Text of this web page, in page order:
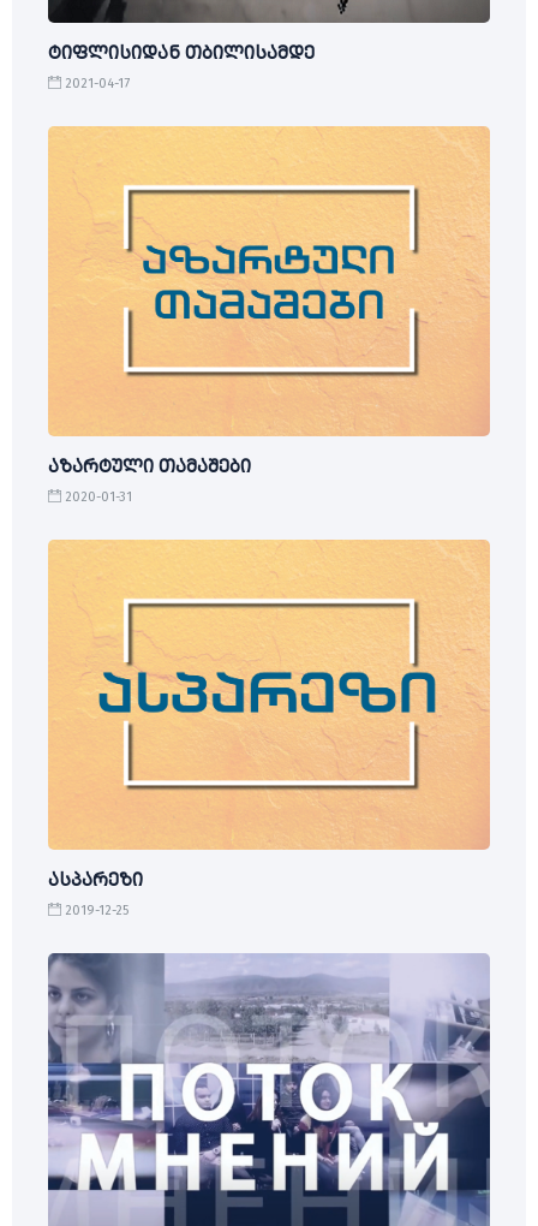
ტიფლისიდან თბილისამდე
2021-04-17
აზარტული თამაშები
2020-01-31
ასპარეზი
2019-12-25